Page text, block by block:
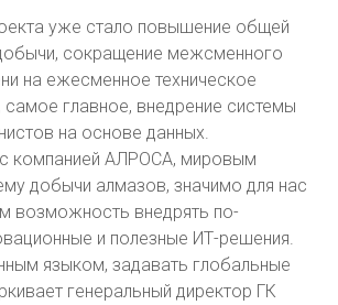
уже стало повышение общей
сокращение межсменного
на ежесменное техническое
главное, внедрение системы
на основе данных.
компанией АЛРОСА, мировым
добычи алмазов, значимо для нас
возможность внедрять по-
и полезные ИТ-решения.
языком, задавать глобальные
генеральный директор ГК